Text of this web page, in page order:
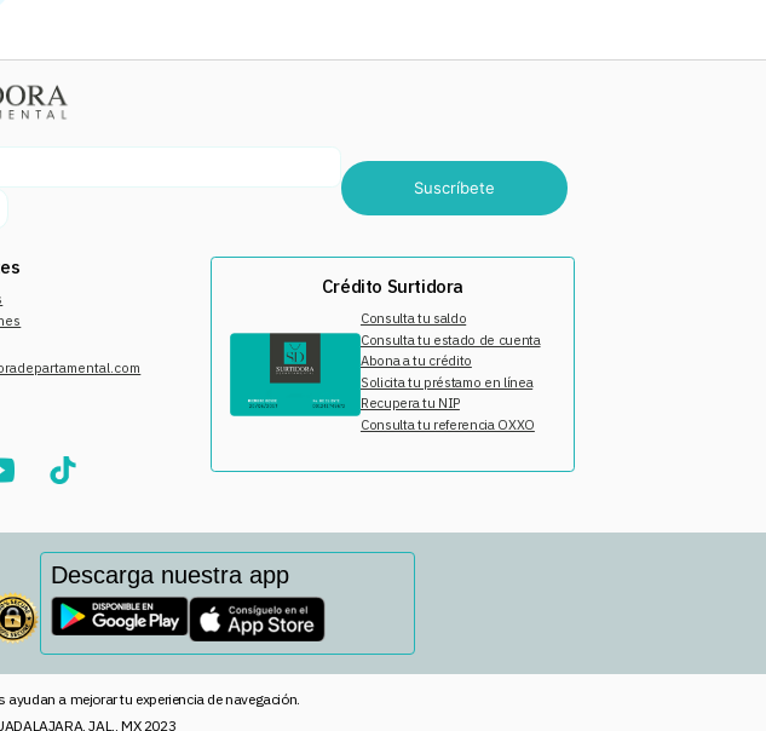
Suscríbete
Crédito Surtidora
Consulta tu saldo
Consulta tu estado de cuenta
Abona a tu crédito
Solicita tu préstamo en línea
Recupera tu NIP
Consulta tu referencia OXXO
Descarga nuestra app
a mejorar tu experiencia de navegación.
JAL., MX 2023